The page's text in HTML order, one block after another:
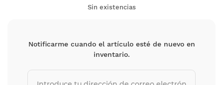
Sin existencias
Notificarme cuando el artículo esté de nuevo en
inventario.